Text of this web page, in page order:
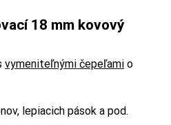
18 mm kovový
vymeniteľnými čepeľami o
lepiacich pások a pod.